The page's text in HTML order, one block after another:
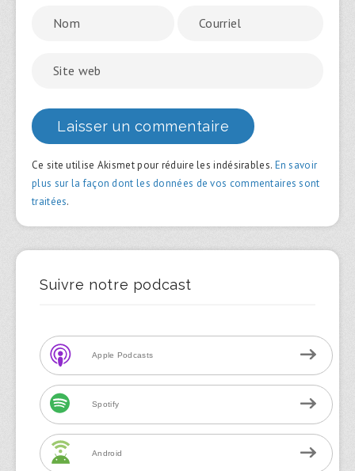
Ce site utilise Akismet pour réduire les indésirables. En savoir
plus sur la façon dont les données de vos commentaires sont
traitées.
Suivre notre podcast
Apple Podcasts
Spotify
Android